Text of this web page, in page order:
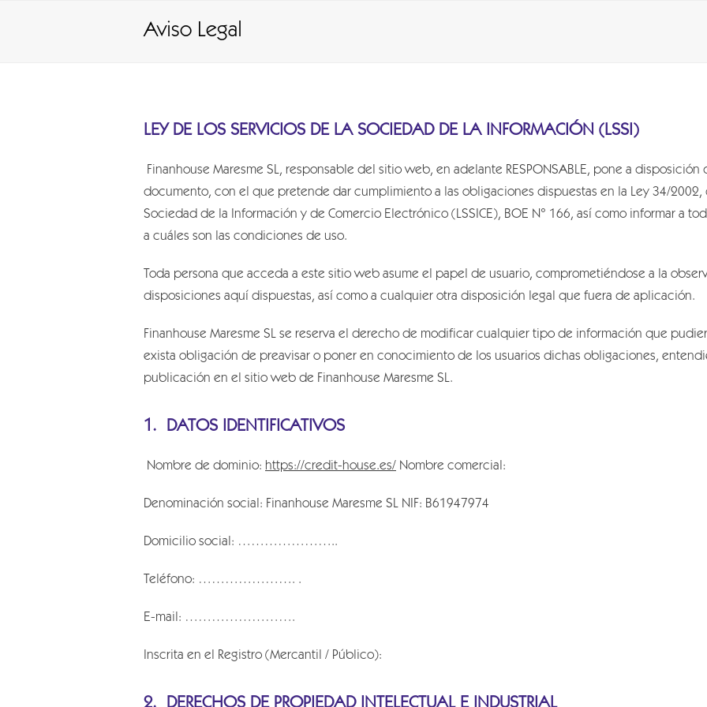
Aviso Legal
LEY DE LOS SERVICIOS DE LA SOCIEDAD DE LA INFORMACIÓN (LSSI)
Finanhouse Maresme SL, responsable del sitio web, en adelante RESPONSABLE, pone a
documento, con el que pretende dar cumplimiento a las obligaciones dispuestas en la Ley 34/
Sociedad de la Información y de Comercio Electrónico (LSSICE), BOE N° 166, así como informar a
a cuáles son las condiciones de uso.
Toda persona que acceda a este sitio web asume el papel de usuario, comprometiéndose a la
disposiciones aquí dispuestas, así como a cualquier otra disposición legal que fuera de aplicación.
Finanhouse Maresme SL se reserva el derecho de modificar cualquier tipo de información que
exista obligación de preavisar o poner en conocimiento de los usuarios dichas obligaciones,
publicación en el sitio web de Finanhouse Maresme SL.
1. DATOS IDENTIFICATIVOS
Nombre de dominio: https://credit-house.es/ Nombre comercial:
Denominación social: Finanhouse Maresme SL NIF: B61947974
Domicilio social: …………………..
Teléfono: …………………. .
E-mail: …………………….
Inscrita en el Registro (Mercantil / Público):